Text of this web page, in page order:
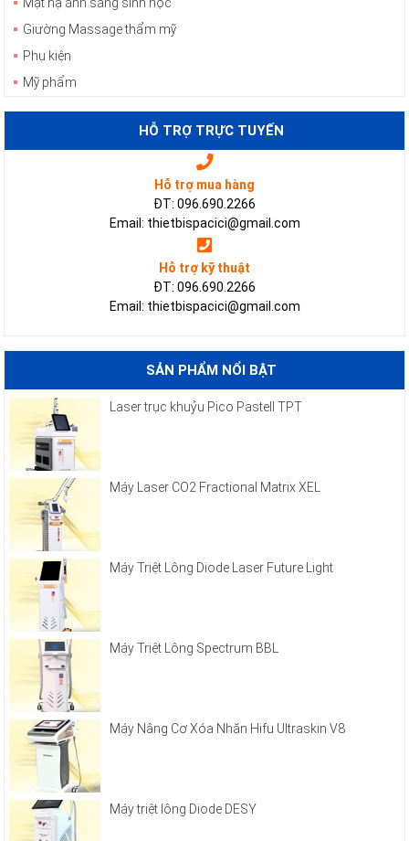
Giường Massage thẩm mỹ
Phụ kiện
Mỹ phẩm
HỖ TRỢ TRỰC TUYẾN
Hỗ trợ mua hàng
ĐT: 096.690.2266
Email: thietbispacici@gmail.com
Hỗ trợ kỹ thuật
ĐT: 096.690.2266
Email: thietbispacici@gmail.com
SẢN PHẨM NỔI BẬT
Laser trục khuỷu Pico Pastell TPT
Máy Laser CO2 Fractional Matrix XEL
Máy Triệt Lông Diode Laser Future Light
Máy Triệt Lông Spectrum BBL
Máy Nâng Cơ Xóa Nhăn Hifu Ultraskin V8
Máy triệt lông Diode DESY